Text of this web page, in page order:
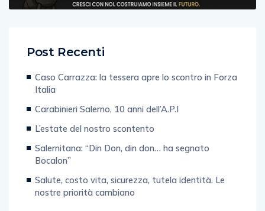
Italia
Carabinieri Salerno, 10 anni dell’A.P.I
L’estate del nostro scontento
Salernitana: “Din Don, din don… ha segnato
Bocalon”
Salute, costo vita, sicurezza, tutela identità. Le
nostre priorità cambiano